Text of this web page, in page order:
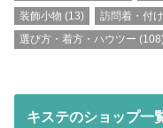
装飾小物 (13) 訪問着・付
選び方・着方・ハウツー
キステのショップ一